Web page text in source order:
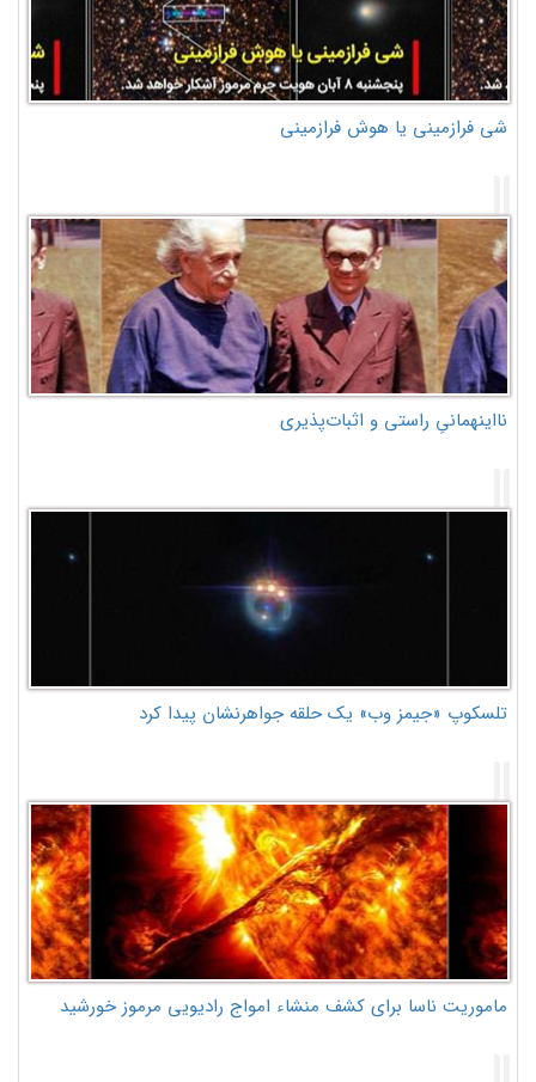
شی فرازمینی یا هوش فرازمینی
نااینهمانیِ راستی و اثبات‌پذیری
تلسکوپ «جیمز وب» یک حلقه جواهرنشان پیدا کرد
ماموریت ناسا برای کشف منشاء امواج رادیویی مرموز خورشید